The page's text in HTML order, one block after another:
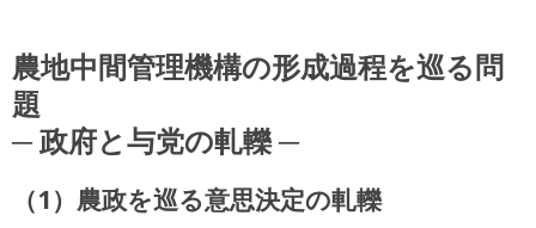
農地中間管理機構の形成過程を巡る問
題
─ 政府と与党の軋轢 ─
（1）農政を巡る意思決定の軋轢